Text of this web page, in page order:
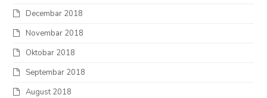
Decembar 2018
Novembar 2018
Oktobar 2018
Septembar 2018
August 2018